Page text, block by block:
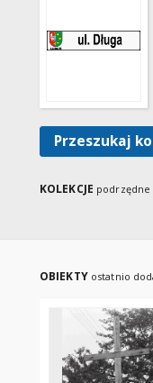
Przeszukaj
KOLEKCJE podrzędne
OBIEKTY ostatnio